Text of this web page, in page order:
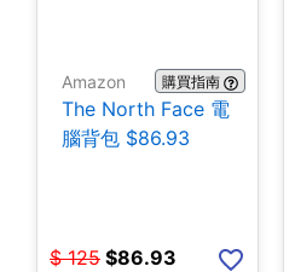
Amazon 購買指南
The North Face 電
腦背包 $86.93
$ 125 $86.93